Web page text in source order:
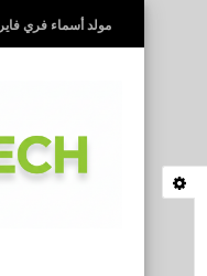
مولد أسماء فري فاير